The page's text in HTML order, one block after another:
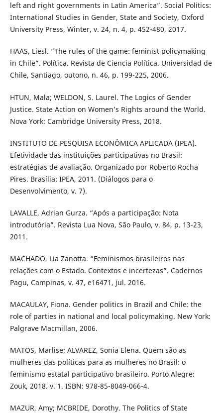
left and right governments in Latin America”. Social Politics:
International Studies in Gender, State and Society, Oxford
University Press, Winter, v. 24, n. 4, p. 452-480, 2017.
HAAS, Liesl. “The rules of the game: feminist policymaking
in Chile”. Política. Revista de Ciencia Política. Universidad de
Chile, Santiago, outono, n. 46, p. 199-225, 2006.
HTUN, Mala; WELDON, S. Laurel. The Logics of Gender
Justice. State Action on Women’s Rights around the World.
Nova York: Cambridge University Press, 2018.
INSTITUTO DE PESQUISA ECONÔMICA APLICADA (IPEA).
Efetividade das instituições participativas no Brasil:
estratégias de avaliação. Organizado por Roberto Rocha
Pires. Brasília: IPEA, 2011. (Diálogos para o
Desenvolvimento, v. 7).
LAVALLE, Adrian Gurza. “Após a participação: Nota
introdutória”. Revista Lua Nova, São Paulo, v. 84, p. 13-23,
2011.
MACHADO, Lia Zanotta. “Feminismos brasileiros nas
relações com o Estado. Contextos e incertezas”. Cadernos
Pagu, Campinas, v. 47, e16471, jul. 2016.
MACAULAY, Fiona. Gender politics in Brazil and Chile: the
role of parties in national and local policymaking. New York:
Palgrave Macmillan, 2006.
MATOS, Marlise; ALVAREZ, Sonia Elena. Quem são as
mulheres das políticas para as mulheres no Brasil: o
feminismo estatal participativo brasileiro. Porto Alegre:
Zouk, 2018. v. 1. ISBN: 978-85-8049-066-4.
MAZUR, Amy; MCBRIDE, Dorothy. The Politics of State